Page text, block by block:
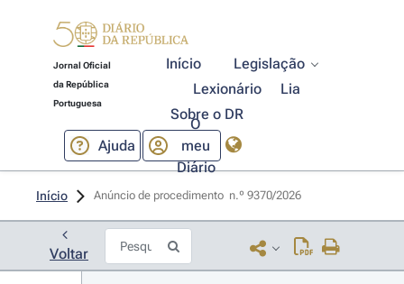
Jornal Oficial
da República
Portuguesa
Início
Legislação
Lexionário
Lia
Sobre o DR
Ajuda
O
meu
Diário
Início Anúncio de procedimento  n.º 9370/2026
Voltar